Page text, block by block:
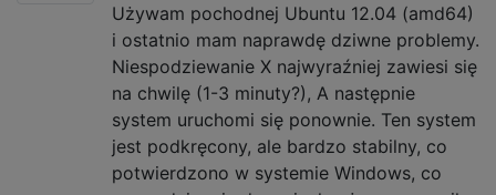
Używam pochodnej Ubuntu 12.04 (amd64)
i ostatnio mam naprawdę dziwne problemy.
Niespodziewanie X najwyraźniej zawiesi się
na chwilę (1-3 minuty?), A następnie
system uruchomi się ponownie. Ten system
jest podkręcony, ale bardzo stabilny, co
potwierdzono w systemie Windows, co